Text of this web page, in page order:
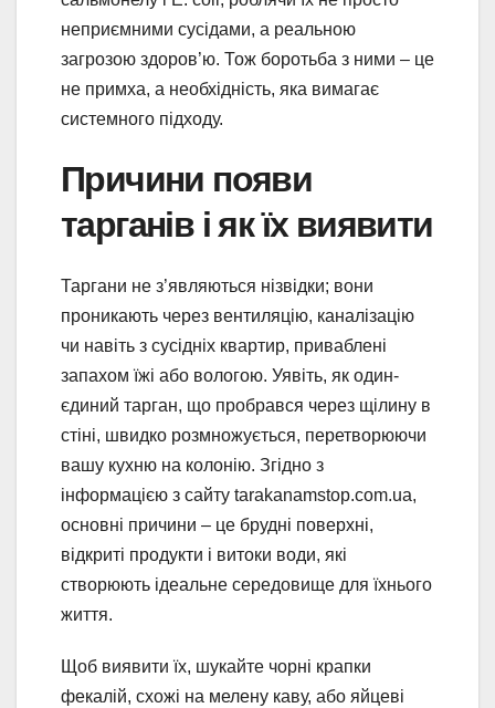
неприємними сусідами, а реальною
загрозою здоров’ю. Тож боротьба з ними – це
не примха, а необхідність, яка вимагає
системного підходу.
Причини появи
тарганів і як їх виявити
Таргани не з’являються нізвідки; вони
проникають через вентиляцію, каналізацію
чи навіть з сусідніх квартир, приваблені
запахом їжі або вологою. Уявіть, як один-
єдиний тарган, що пробрався через щілину в
стіні, швидко розмножується, перетворюючи
вашу кухню на колонію. Згідно з
інформацією з сайту tarakanamstop.com.ua,
основні причини – це брудні поверхні,
відкриті продукти і витоки води, які
створюють ідеальне середовище для їхнього
життя.
Щоб виявити їх, шукайте чорні крапки
фекалій, схожі на мелену каву, або яйцеві